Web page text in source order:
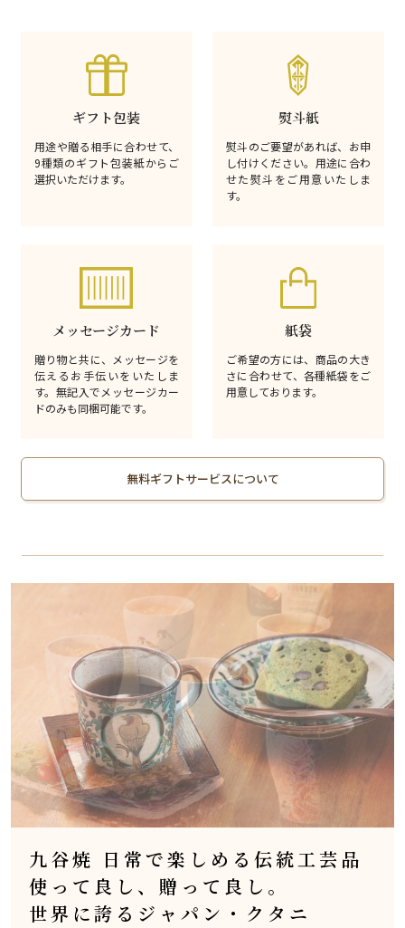
ギフト包装
用途や贈る相手に合わせて、
9種類のギフト包装紙からご
選択いただけます。
熨斗紙
熨斗のご要望があれば、お申
し付けください。用途に合わ
せた熨斗をご用意いたしま
す。
メッセージカード
贈り物と共に、メッセージを
伝えるお手伝いをいたしま
す。無記入でメッセージカー
ドのみも同梱可能です。
紙袋
ご希望の方には、商品の大き
さに合わせて、各種紙袋をご
用意しております。
無料ギフトサービスについて
九谷焼 日常で楽しめる伝統工芸品
使って良し、贈って良し。
世界に誇るジャパン・クタニ